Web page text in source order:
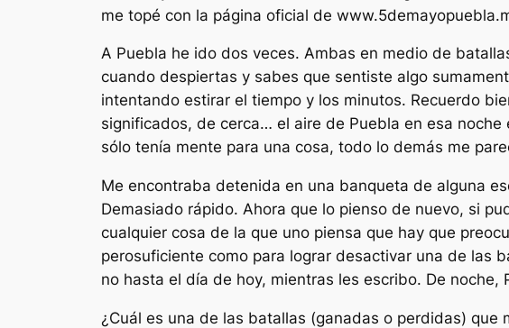
me topé con la página oficial de
A Puebla he ido dos veces. Ambas en medio de
cuando despiertas y sabes que sentiste algo
intentando estirar el tiempo y los minutos. Recuerdo
significados, de cerca… el aire de Puebla en esa
sólo tenía mente para una cosa, todo lo demás me
Me encontraba detenida en una banqueta de alguna
Demasiado rápido. Ahora que lo pienso de nuevo, si
cualquier cosa de la que uno piensa que hay que
perosuficiente como para lograr desactivar una de las
no hasta el día de hoy, mientras les escribo. De
¿Cuál es una de las batallas (ganadas o perdidas)